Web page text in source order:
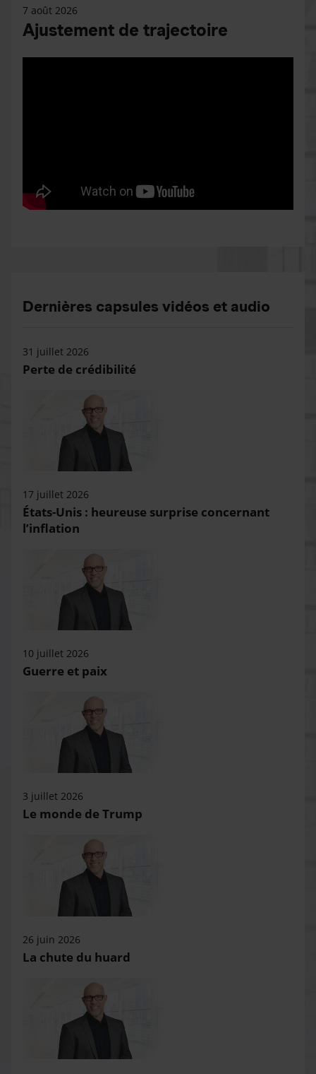
7 août 2026
Ajustement de trajectoire
Dernières capsules vidéos et audio
31 juillet 2026
Perte de crédibilité
17 juillet 2026
États-Unis : heureuse surprise concernant
l’inflation
10 juillet 2026
Guerre et paix
3 juillet 2026
Le monde de Trump
26 juin 2026
La chute du huard